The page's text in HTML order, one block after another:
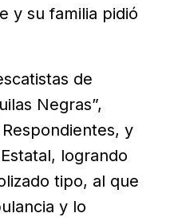
y su familia pidió
de
Negras”,
y
logrando
tipo, al que
y lo